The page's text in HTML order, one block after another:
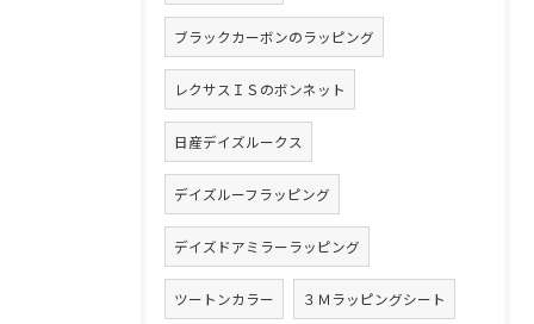
ブラックカーボンのラッピング
レクサスＩＳのボンネット
日産デイズルークス
デイズルーフラッピング
デイズドアミラーラッピング
ツートンカラー ３Ｍラッピングシート